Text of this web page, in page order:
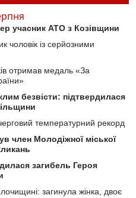
учасник АТО з Козівщини
чоловік із серйозними
отримав медаль «За
безвісти: підтвердилася
температурний рекорд
член Молодіжної міської
загибель Героя
загинула жінка, двоє